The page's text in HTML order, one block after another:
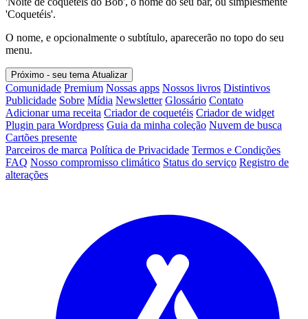
'Coquetéis'.
O nome, e opcionalmente o subtítulo, aparecerão no topo do seu
menu.
Próximo - seu tema Atualizar
Comunidade Premium Nossas apps Nossos livros Distintivos
Publicidade Sobre Mídia Newsletter Glossário Contato
Adicionar uma receita Criador de coquetéis Criador de widget
Plugin para Wordpress Guia da minha coleção Nuvem de busca
Cartões presente
Parceiros de marca Política de Privacidade Termos e Condições
FAQ Nosso compromisso climático Status do serviço Registro de
alterações